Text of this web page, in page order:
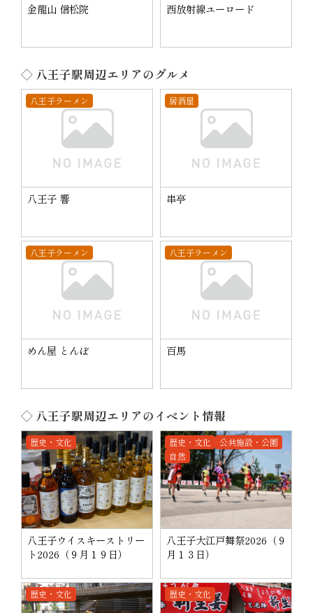
金龍山 信松院 西放射線ユーロード
◇ 八王子駅周辺エリアのグルメ
八王子ラーメン
八王子 響
居酒屋
串亭
八王子ラーメン
めん屋 とんぼ
八王子ラーメン
百馬
◇ 八王子駅周辺エリアのイベント情報
歴史・文化
八王子ウイスキーストリー
ト2026（９月１９日）
歴史・文化
公共施設・公園
自然
八王子大江戸舞祭2026（９
月１３日）
歴史・文化 歴史・文化